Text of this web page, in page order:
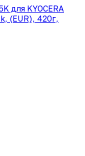
для KYOCERA
(EUR), 420г,